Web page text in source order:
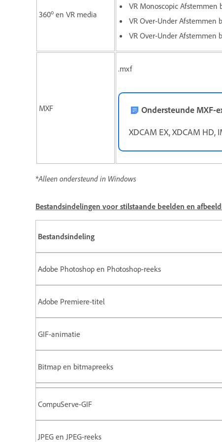
360o en VR media
VR Monoscopic Afstemmen
VR Over-Under Afstemmen
VR Over-Under Afstemmen
MXF
.mxf
Ondersteunde MXF-
XDCAM EX, XDCAM HD,
*Alleen ondersteund in Windows
Bestandsindelingen voor stilstaande beelden en
Bestandsindeling
Adobe Photoshop en Photoshop-reeks
Adobe Premiere-titel
GIF-animatie
Bitmap en bitmapreeks
CompuServe-GIF
JPEG en JPEG-reeks